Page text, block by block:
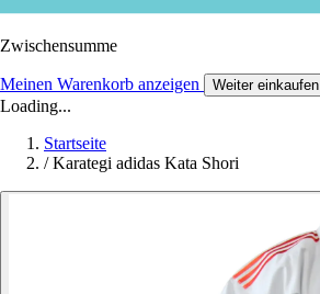
Zwischensumme
Meinen Warenkorb anzeigen Weiter einkaufen
Loading...
Startseite
/ Karategi adidas Kata Shori